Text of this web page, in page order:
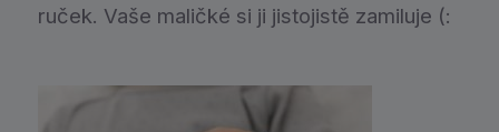
ruček. Vaše maličké si ji jistojistě zamiluje (: